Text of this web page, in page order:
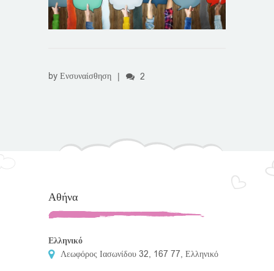
by Ενσυναίσθηση 2
Αθήνα
Ελληνικό
Λεωφόρος Ιασωνίδου 32, 167 77, Ελληνικό